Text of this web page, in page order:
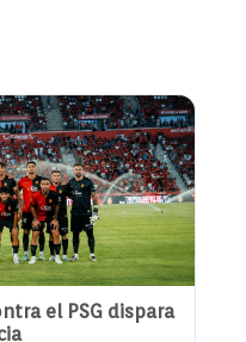
el PSG dispara